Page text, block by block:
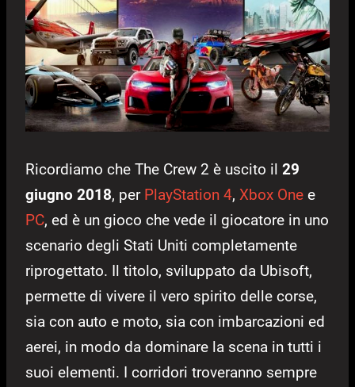
Ricordiamo che The Crew 2 è uscito il 29
giugno 2018, per PlayStation 4, Xbox One e
PC, ed è un gioco che vede il giocatore in uno
scenario degli Stati Uniti completamente
riprogettato. Il titolo, sviluppato da Ubisoft,
permette di vivere il vero spirito delle corse,
sia con auto e moto, sia con imbarcazioni ed
aerei, in modo da dominare la scena in tutti i
suoi elementi. I corridori troveranno sempre